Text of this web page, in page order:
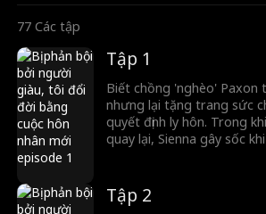
77 Các tập
Tập 1
Biết chồng 'nghèo' Paxon
nhưng lại tặng trang sức
quyết định ly hôn. Trong
quay lại, Sienna gây sốc
Tập 2